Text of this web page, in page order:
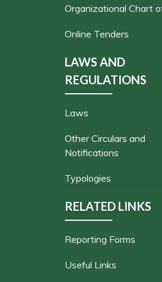
Organizational Chart
Online Tenders
LAWS AND
REGULATIONS
Laws
Other Circulars and
Notifications
Typologies
RELATED LINKS
Reporting Forms
Useful Links